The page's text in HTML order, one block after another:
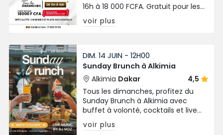
16h à 18 000 FCFA. Gratuit pour les
enfants de 0 à 7 ans.
voir plus
DIM. 14 JUIN - 12H00
Sunday Brunch à Alkimia
Alkimia Dakar
4,5
Tous les dimanches, profitez du
Sunday Brunch à Alkimia avec
buffet à volonté, cocktails et live
music by DJ Moz. Rendez-vous de
12h à 16h30 à Dakar.
voir plus